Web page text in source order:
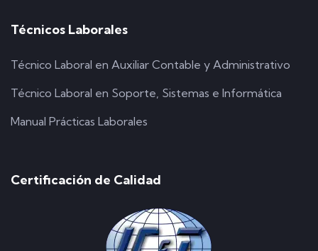
Técnicos Laborales
Técnico Laboral en Auxiliar Contable y Administrativo
Técnico Laboral en Soporte, Sistemas e Informática
Manual Prácticas Laborales
Certificación de Calidad